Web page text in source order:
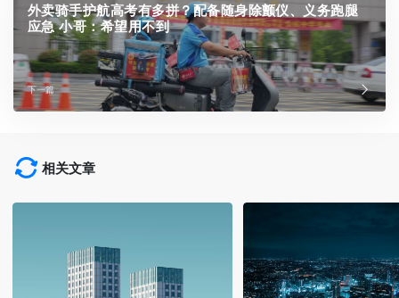
外卖骑手护航高考有多拼？配备随身除颤仪、义务跑腿
应急 小哥：希望用不到
下一篇
相关文章